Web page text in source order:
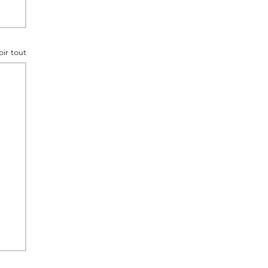
tout